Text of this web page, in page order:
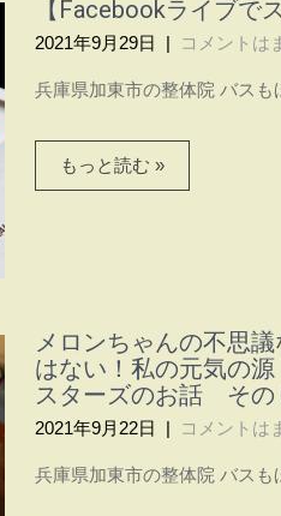
【Facebookライブで
2021年9月29日 | コメントは
兵庫県加東市の整体院 バス
もっと読む »
メロンちゃんの不思
はない！私の元気の
スターズのお話 その
2021年9月22日 | コメントは
兵庫県加東市の整体院 バス